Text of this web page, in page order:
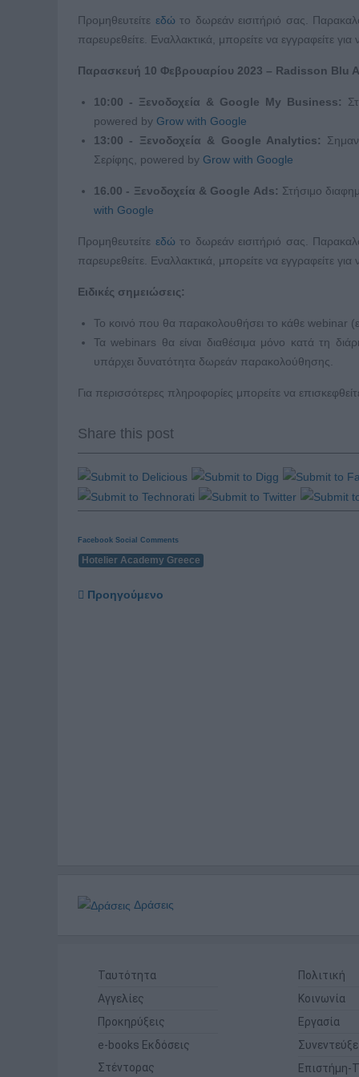
Προμηθευτείτε εδώ το δωρεάν εισιτήριό σας.
παρευρεθείτε. Εναλλακτικά, μπορείτε να εγγραφείτε
Παρασκευή 10 Φεβρουαρίου 2023 – Radisson Blu
10:00 - Ξενοδοχεία & Google My Business:
powered by Grow with Google
13:00 - Ξενοδοχεία & Google Analytics:
Σερίφης, powered by Grow with Google
16.00 - Ξενοδοχεία & Google Ads: Στήσιμο
with Google
Προμηθευτείτε εδώ το δωρεάν εισιτήριό σας.
παρευρεθείτε. Εναλλακτικά, μπορείτε να εγγραφείτε
Ειδικές σημειώσεις:
Το κοινό που θα παρακολουθήσει το κάθε webinar
Τα webinars θα είναι διαθέσιμα μόνο κατά τη
υπάρχει δυνατότητα δωρεάν παρακολούθησης.
Για περισσότερες πληροφορίες μπορείτε να
Share this post
Facebook Social Comments
Hotelier Academy Greece
Προηγούμενο
Δράσεις
Ταυτότητα
Αγγελίες
Προκηρύξεις
e-books Εκδόσεις
Στέντορας
Πολιτική
Κοινωνία
Εργασία
Επιστήμη-